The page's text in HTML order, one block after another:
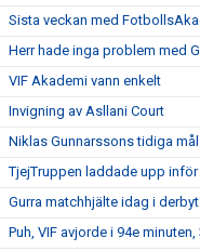
Sista veckan med
Herr hade inga problem med
VIF Akademi vann enkelt
Invigning av Asllani Court
Niklas Gunnarssons tidiga
TjejTruppen laddade upp
Gurra matchhjälte idag i
Puh, VIF avjorde i 94e